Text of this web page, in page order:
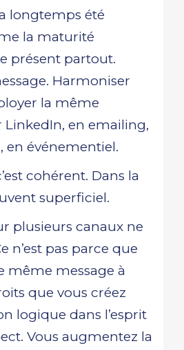
longtemps été
la maturité
présent partout.
Harmoniser
la même
en emailing,
en événementiel.
cohérent. Dans la
superficiel.
plusieurs canaux ne
n’est pas parce que
même message à
que vous créez
logique dans l’esprit
Vous augmentez la